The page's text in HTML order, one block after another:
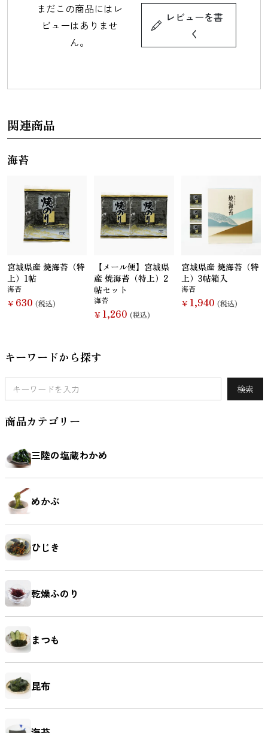
キーワードから探す
検索
商品カテゴリー
三陸の塩蔵わかめ
めかぶ
ひじき
乾燥ふのり
まつも
昆布
まだこの商品にはレ
ビューはありませ
ん。
レビューを書
く
関連商品
海苔
宮城県産 焼海苔（特
上）1帖
海苔
￥ 630 (税込)
【メール便】宮城県
産 焼海苔（特上）2
帖セット
海苔
￥ 1,260 (税込)
宮城県産 焼海苔（特
上）3帖箱入
海苔
￥ 1,940 (税込)